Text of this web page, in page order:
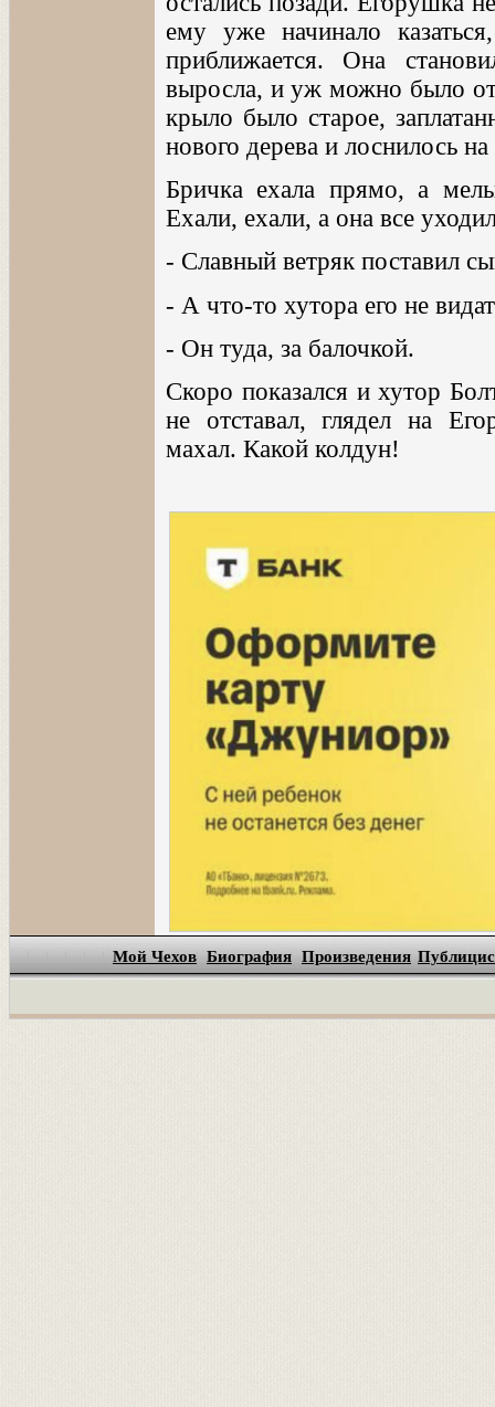
ему уже начинало
приближается. Она
выросла, и уж можно было
крыло было старое,
нового дерева и лоснилось
Бричка ехала прямо, а
Ехали, ехали, а она все
- Славный ветряк поставил
- А что-то хутора его не
- Он туда, за балочкой.
Скоро показался и хутор
не отставал, глядел на
махал. Какой колдун!
Мой Чехов Биография Произведения